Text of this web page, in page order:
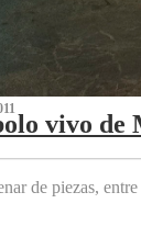
vivo de
de piezas,